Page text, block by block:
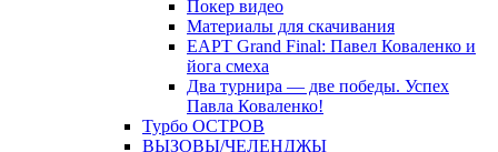
Покер видео
Материалы для скачивания
EAPT Grand Final: Павел Коваленко и
йога смеха
Два турнира — две победы. Успех
Павла Коваленко!
Турбо ОСТРОВ
ВЫЗОВЫ/ЧЕЛЕНДЖЫ